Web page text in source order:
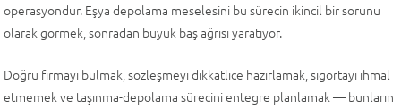
operasyondur. Eşya depolama meselesini bu sürecin ikincil bir sorunu
olarak görmek, sonradan büyük baş ağrısı yaratıyor.
Doğru firmayı bulmak, sözleşmeyi dikkatlice hazırlamak, sigortayı ihmal
etmemek ve taşınma-depolama sürecini entegre planlamak — bunların